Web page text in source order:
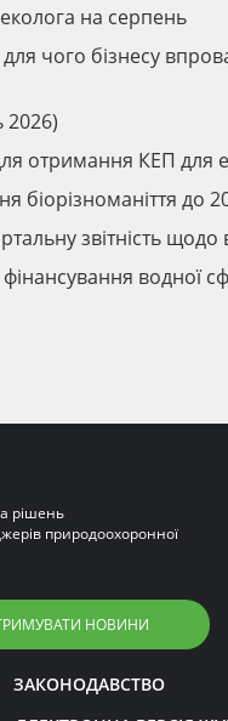
на серпень
для чого бізнесу
2026)
отримання КЕП для
біорізноманіття до
звітність
фінансування
рішень
природоохоронної
НОВИНИ
ЗАКОНОДАВСТВО